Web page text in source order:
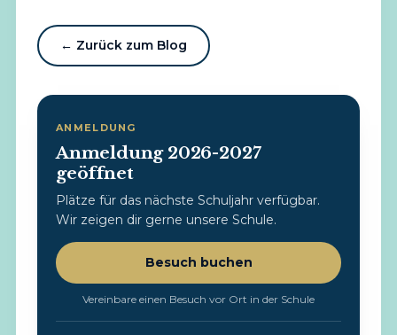
← Zurück zum Blog
ANMELDUNG
Anmeldung 2026-2027
geöffnet
Plätze für das nächste Schuljahr verfügbar.
Wir zeigen dir gerne unsere Schule.
Besuch buchen
Vereinbare einen Besuch vor Ort in der Schule